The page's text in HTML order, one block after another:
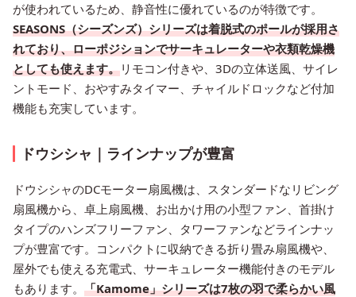
が使われているため、静音性に優れているのが特徴です。
SEASONS（シーズンズ）シリーズは着脱式のポールが採用さ
れており、ローポジションでサーキュレーターや衣類乾燥機
としても使えます。リモコン付きや、3Dの立体送風、サイレ
ントモード、おやすみタイマー、チャイルドロックなど付加
機能も充実しています。
ドウシシャ｜ラインナップが豊富
ドウシシャのDCモーター扇風機は、スタンダードなリビング
扇風機から、卓上扇風機、お出かけ用の小型ファン、首掛け
タイプのハンズフリーファン、タワーファンなどラインナッ
プが豊富です。コンパクトに収納できる折り畳み扇風機や、
屋外でも使える充電式、サーキュレーター機能付きのモデル
もあります。 「Kamome」シリーズは7枚の羽で柔らかい風